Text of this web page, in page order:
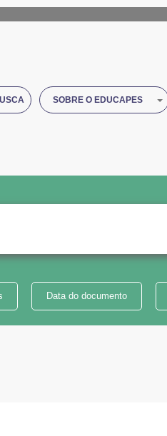
SOBRE O EDUCAPES
Data do documento